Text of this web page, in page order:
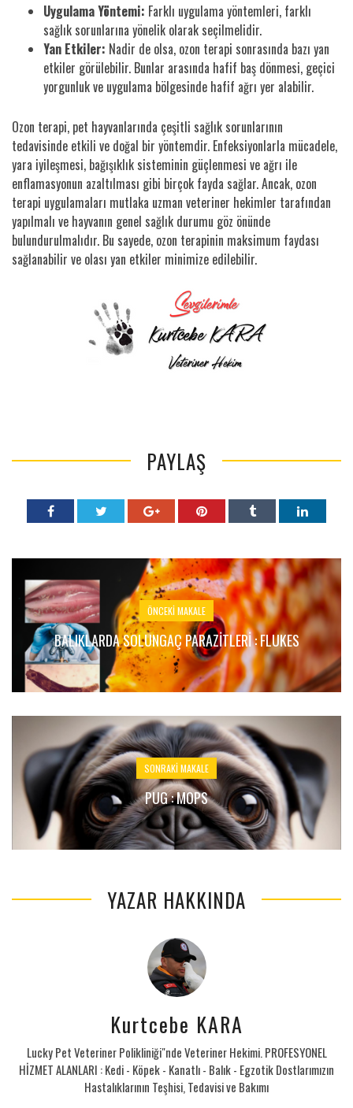
Uygulama Yöntemi: Farklı uygulama yöntemleri, farklı
sağlık sorunlarına yönelik olarak seçilmelidir.
Yan Etkiler: Nadir de olsa, ozon terapi sonrasında bazı yan
etkiler görülebilir. Bunlar arasında hafif baş dönmesi, geçici
yorgunluk ve uygulama bölgesinde hafif ağrı yer alabilir.
Ozon terapi, pet hayvanlarında çeşitli sağlık sorunlarının
tedavisinde etkili ve doğal bir yöntemdir. Enfeksiyonlarla mücadele,
yara iyileşmesi, bağışıklık sisteminin güçlenmesi ve ağrı ile
enflamasyonun azaltılması gibi birçok fayda sağlar. Ancak, ozon
terapi uygulamaları mutlaka uzman veteriner hekimler tarafından
yapılmalı ve hayvanın genel sağlık durumu göz önünde
bulundurulmalıdır. Bu sayede, ozon terapinin maksimum faydası
sağlanabilir ve olası yan etkiler minimize edilebilir.
PAYLAŞ
ÖNCEKI MAKALE
BALIKLARDA SOLUNGAÇ PARAZITLERI : FLUKES
SONRAKI MAKALE
PUG : MOPS
YAZAR HAKKINDA
Kurtcebe KARA
Lucky Pet Veteriner Polikliniği"nde Veteriner Hekimi. PROFESYONEL
HİZMET ALANLARI : Kedi - Köpek - Kanatlı - Balık - Egzotik Dostlarımızın
Hastalıklarının Teşhisi, Tedavisi ve Bakımı